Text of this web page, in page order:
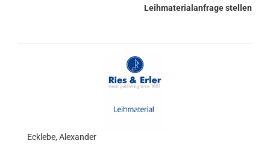
Leihmaterialanfrage stellen
Ecklebe, Alexander